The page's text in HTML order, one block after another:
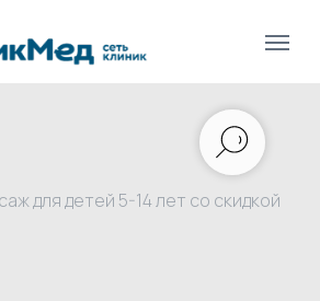
для детей 5-14 лет со скидкой